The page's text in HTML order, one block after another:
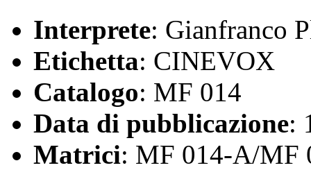
Interprete: Gianfranco
Etichetta: CINEVOX
Catalogo: MF 014
Data di pubblicazione:
Matrici: MF 014-A/MF